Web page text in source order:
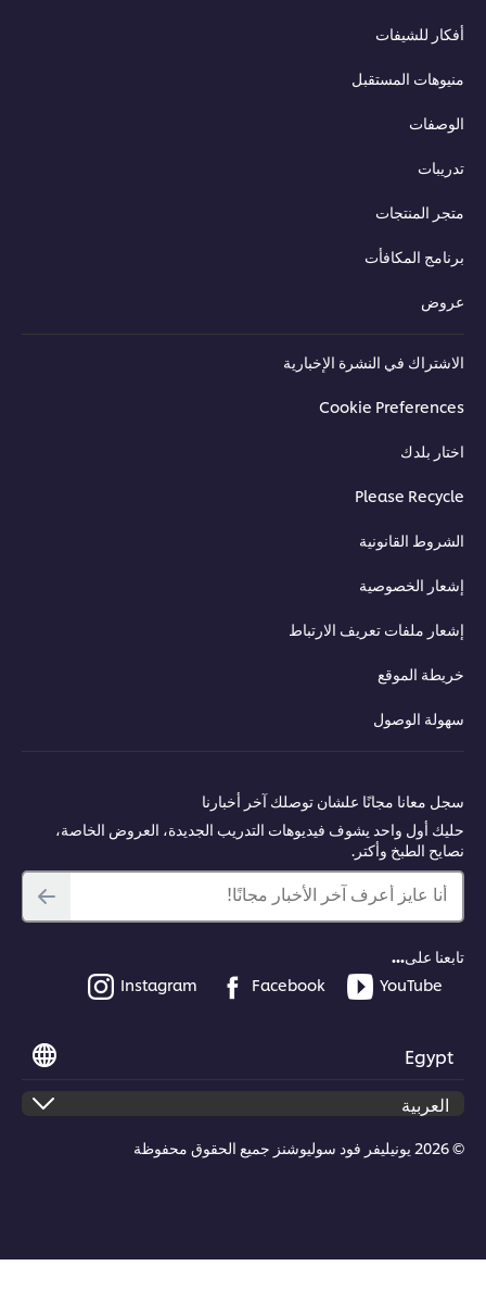
أفكار للشيفات
منيوهات المستقبل
الوصفات
تدريبات
متجر المنتجات
برنامج المكافأت
عروض
الاشتراك في النشرة الإخبارية
Cookie Preferences
اختار بلدك
Please Recycle
الشروط القانونية
إشعار الخصوصية
إشعار ملفات تعريف الارتباط
خريطة الموقع
سهولة الوصول
سجل معانا مجانًا علشان توصلك آخر أخبارنا
حليك أول واحد يشوف فيديوهات التدريب الجديدة، العروض الخاصة،
نصايح الطبخ وأكتر.
أنا عايز أعرف آخر الأخبار مجانًا!
تابعنا على...
YouTube
Facebook
Instagram
Egypt